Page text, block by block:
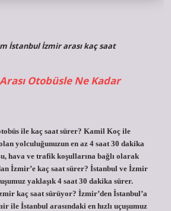
İstanbul İzmir arası kaç saat
Otobüsle Ne Kadar
ile kaç saat sürer? Kamil Koç ile
yolculuğunuzun en az 4 saat 30 dakika
hava ve trafik koşullarına bağlı olarak
İzmir’e kaç saat sürer? İstanbul ve İzmir
yaklaşık 4 saat 30 dakika sürer.
kaç saat sürüyor? İzmir’den İstanbul’a
ile İstanbul arasındaki en hızlı uçuşumuz